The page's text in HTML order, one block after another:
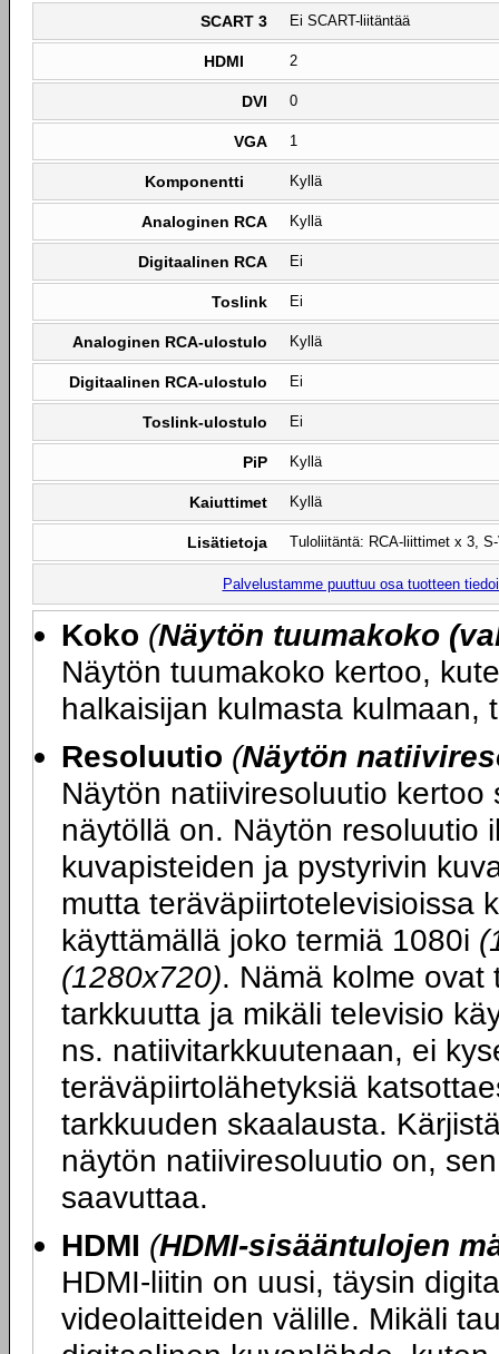
SCART 3 Ei SCART-liitäntää
HDMI 2
DVI 0
VGA 1
Komponentti Kyllä
Analoginen RCA Kyllä
Digitaalinen RCA Ei
Toslink Ei
Analoginen RCA-ulostulo Kyllä
Digitaalinen RCA-ulostulo Ei
Toslink-ulostulo Ei
PiP Kyllä
Kaiuttimet Kyllä
Lisätietoja Tuloliitäntä: RCA-liittimet x 3,
Palvelustamme puuttuu osa tuotteen
Koko (Näytön tuumakoko
Näytön tuumakoko kertoo,
halkaisijan kulmasta kulmaan,
Resoluutio (Näytön
Näytön natiiviresoluutio
näytöllä on. Näytön resoluutio
kuvapisteiden ja pystyrivin
mutta teräväpiirtotelevisioissa
käyttämällä joko termiä 1080i
(1280x720). Nämä kolme ovat
tarkkuutta ja mikäli televisio
ns. natiivitarkkuutenaan, ei
teräväpiirtolähetyksiä
tarkkuuden skaalausta.
näytön natiiviresoluutio on,
saavuttaa.
HDMI (HDMI-sisääntulojen
HDMI-liitin on uusi, täysin
videolaitteiden välille. Mikäli